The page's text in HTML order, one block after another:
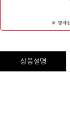
상품설명